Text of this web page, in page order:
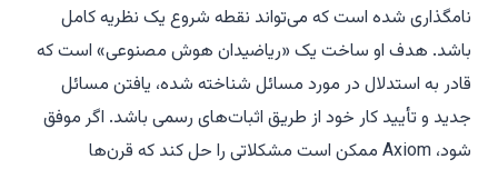
نامگذاری شده است که می‌تواند نقطه شروع یک نظریه کامل
باشد. هدف او ساخت یک «ریاضیدان هوش مصنوعی» است که
قادر به استدلال در مورد مسائل شناخته شده، یافتن مسائل
جدید و تأیید کار خود از طریق اثبات‌های رسمی باشد. اگر موفق
شود، Axiom ممکن است مشکلاتی را حل کند که قرن‌ها